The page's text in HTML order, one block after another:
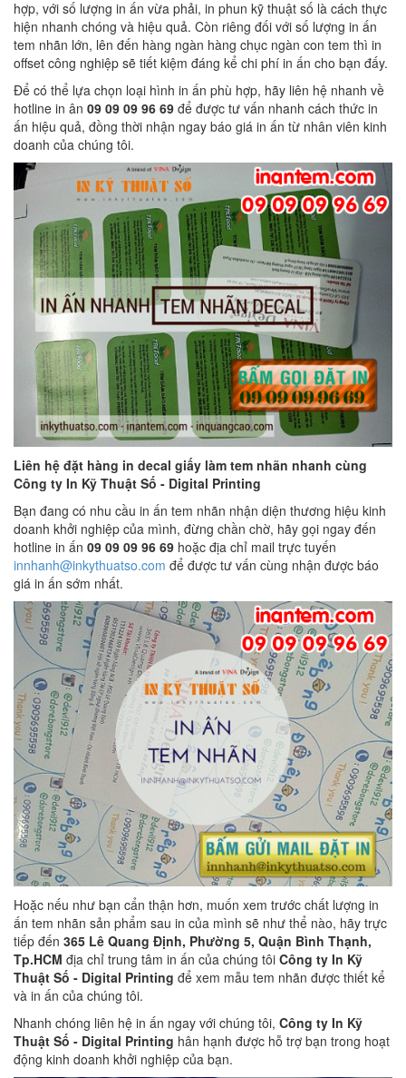
hợp, với số lượng in ấn vừa phải, in phun kỹ thuật số là cách thực
hiện nhanh chóng và hiệu quả. Còn riêng đối với số lượng in ấn
tem nhãn lớn, lên đến hàng ngàn hàng chục ngàn con tem thì in
offset công nghiệp sẽ tiết kiệm đáng kể chi phí in ấn cho bạn đấy.
Để có thể lựa chọn loại hình in ấn phù hợp, hãy liên hệ nhanh về
hotline in ân 09 09 09 96 69 để được tư vấn nhanh cách thức in
ấn hiệu quả, đồng thời nhận ngay báo giá in ấn từ nhân viên kinh
doanh của chúng tôi.
Liên hệ đặt hàng in decal giấy làm tem nhãn nhanh cùng
Công ty In Kỹ Thuật Số - Digital Printing
Bạn đang có nhu cầu in ấn tem nhãn nhận diện thương hiệu kinh
doanh khởi nghiệp của mình, đừng chần chờ, hãy gọi ngay đến
hotline in ấn 09 09 09 96 69 hoặc địa chỉ mail trực tuyến
innhanh@inkythuatso.com để được tư vấn cùng nhận được báo
giá in ấn sớm nhất.
Hoặc nếu như bạn cẩn thận hơn, muốn xem trước chất lượng in
ấn tem nhãn sản phẩm sau in của mình sẽ như thể nào, hãy trực
tiếp đến 365 Lê Quang Định, Phường 5, Quận Bình Thạnh,
Tp.HCM địa chỉ trung tâm in ấn của chúng tôi Công ty In Kỹ
Thuật Số - Digital Printing để xem mẫu tem nhãn được thiết kể
và in ấn của chúng tôi.
Nhanh chóng liên hệ in ấn ngay với chúng tôi, Công ty In Kỹ
Thuật Số - Digital Printing hân hạnh được hỗ trợ bạn trong hoạt
động kinh doanh khởi nghiệp của bạn.